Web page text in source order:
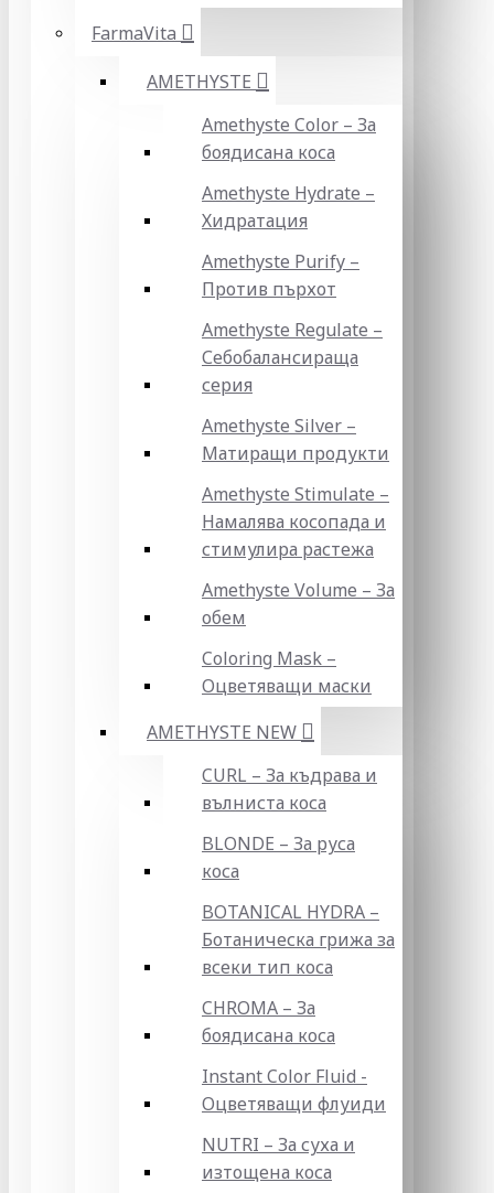
FarmaVita
AMETHYSTE
Amethyste Color – За
боядисана коса
Amethyste Hydrate –
Хидратация
Amethyste Purify –
Против пърхот
Amethyste Regulate –
Себобалансираща
серия
Amethyste Silver –
Матиращи продукти
Amethyste Stimulate –
Намалява косопада и
стимулира растежа
Amethyste Volume – За
обем
Coloring Mask –
Оцветяващи маски
AMETHYSTE NEW
CURL – За къдрава и
вълниста коса
BLONDE – За руса
коса
BOTANICAL HYDRA –
Ботаническа грижа за
всеки тип коса
CHROMA – За
боядисана коса
Instant Color Fluid -
Оцветяващи флуиди
NUTRI – За суха и
изтощена коса